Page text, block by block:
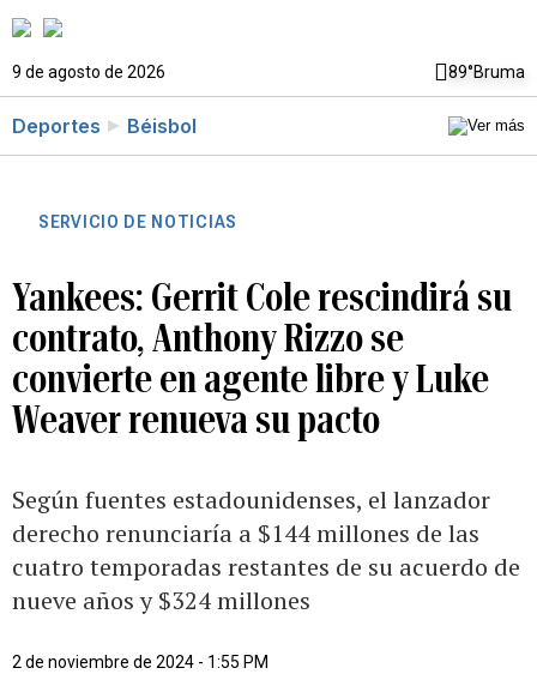
9 de agosto de 2026 89°Bruma
Deportes Béisbol
SERVICIO DE NOTICIAS
Yankees: Gerrit Cole rescindirá su
contrato, Anthony Rizzo se
convierte en agente libre y Luke
Weaver renueva su pacto
Según fuentes estadounidenses, el lanzador
derecho renunciaría a $144 millones de las
cuatro temporadas restantes de su acuerdo de
nueve años y $324 millones
2 de noviembre de 2024 - 1:55 PM